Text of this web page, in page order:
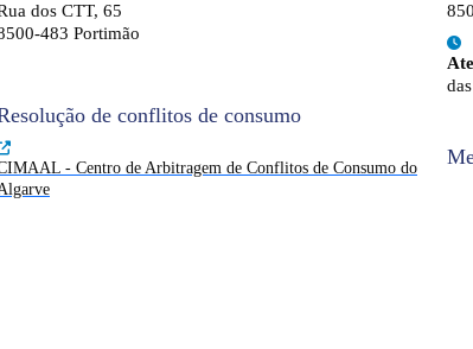
dos CTT, 65
483 Portimão
de conflitos de consumo
- Centro de Arbitragem de Conflitos de Consumo do